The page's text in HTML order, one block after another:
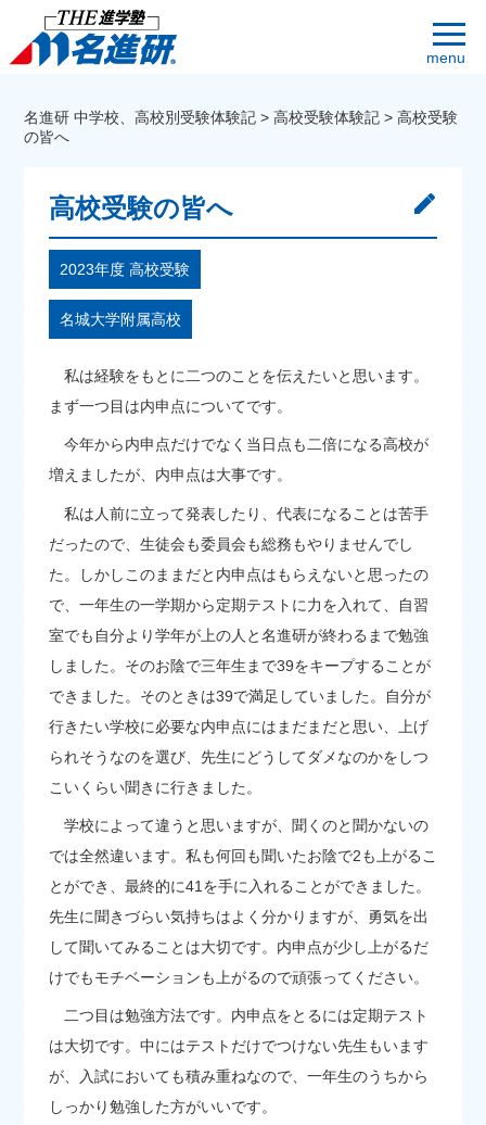
menu
名進研 中学校、高校別受験体験記 >高校受験体験記 >高校受験
の皆へ
高校受験の皆へ
2023年度 高校受験
名城大学附属高校
私は経験をもとに二つのことを伝えたいと思います。
まず一つ目は内申点についてです。
今年から内申点だけでなく当日点も二倍になる高校が
増えましたが、内申点は大事です。
私は人前に立って発表したり、代表になることは苦手
だったので、生徒会も委員会も総務もやりませんでし
た。しかしこのままだと内申点はもらえないと思ったの
で、一年生の一学期から定期テストに力を入れて、自習
室でも自分より学年が上の人と名進研が終わるまで勉強
しました。そのお陰で三年生まで39をキープすることが
できました。そのときは39で満足していました。自分が
行きたい学校に必要な内申点にはまだまだと思い、上げ
られそうなのを選び、先生にどうしてダメなのかをしつ
こいくらい聞きに行きました。
学校によって違うと思いますが、聞くのと聞かないの
では全然違います。私も何回も聞いたお陰で2も上がるこ
とができ、最終的に41を手に入れることができました。
先生に聞きづらい気持ちはよく分かりますが、勇気を出
して聞いてみることは大切です。内申点が少し上がるだ
けでもモチベーションも上がるので頑張ってください。
二つ目は勉強方法です。内申点をとるには定期テスト
は大切です。中にはテストだけでつけない先生もいます
が、入試においても積み重ねなので、一年生のうちから
しっかり勉強した方がいいです。